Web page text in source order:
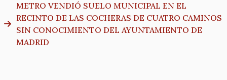
METRO VENDIÓ SUELO MUNICIPAL EN EL
RECINTO DE LAS COCHERAS DE CUATRO CAMINOS
SIN CONOCIMIENTO DEL AYUNTAMIENTO DE
MADRID